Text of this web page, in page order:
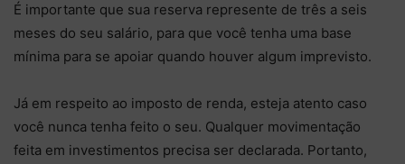
É importante que sua reserva represente de três a seis
meses do seu salário, para que você tenha uma base
mínima para se apoiar quando houver algum imprevisto.
Já em respeito ao imposto de renda, esteja atento caso
você nunca tenha feito o seu. Qualquer movimentação
feita em investimentos precisa ser declarada. Portanto,